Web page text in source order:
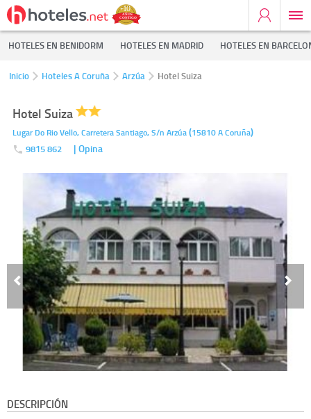
HOTELES EN BENIDORM HOTELES EN MADRID HOTELES EN
Inicio Hoteles A Coruña Arzúa Hotel Suiza
Hotel Suiza
Lugar Do Rio Vello, Carretera Santiago, S/n Arzúa(15810A Coruña)
9815 862 | Opina
DESCRIPCIÓN